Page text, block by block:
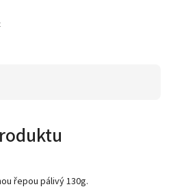
řepou pálivý 130g.